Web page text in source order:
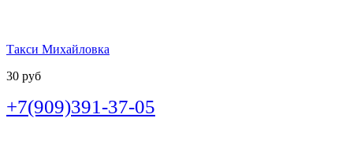
Такси Михайловка
30 руб
+7(909)391-37-05